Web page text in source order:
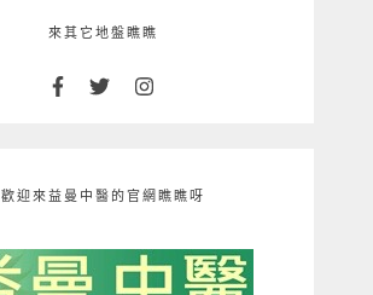
來其它地盤瞧瞧
歡迎來益曼中醫的官網瞧瞧呀